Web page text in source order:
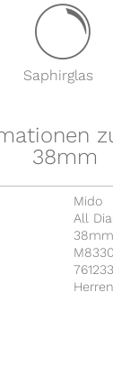
y
Saphirglas
38mm
Mido
All
38mm